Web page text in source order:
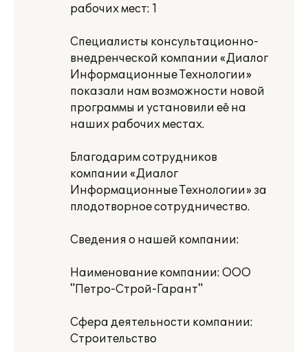
рабочих мест: 1
Специалисты консультационно-
внедренческой компании «Диалог
Информационные Технологии»
показали нам возможности новой
программы и установили её на
наших рабочих местах.
Благодарим сотрудников
компании «Диалог
Информационные Технологии» за
плодотворное сотрудничество.
Сведения о нашей компании:
Наименование компании: ООО
"Петро-Строй-Гарант"
Сфера деятельности компании:
Строительство